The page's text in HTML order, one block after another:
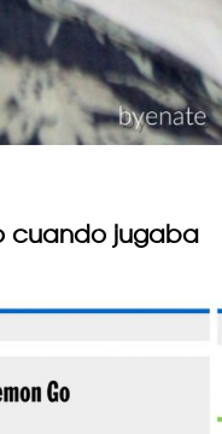
cuando jugaba